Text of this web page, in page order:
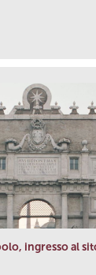
ingresso al